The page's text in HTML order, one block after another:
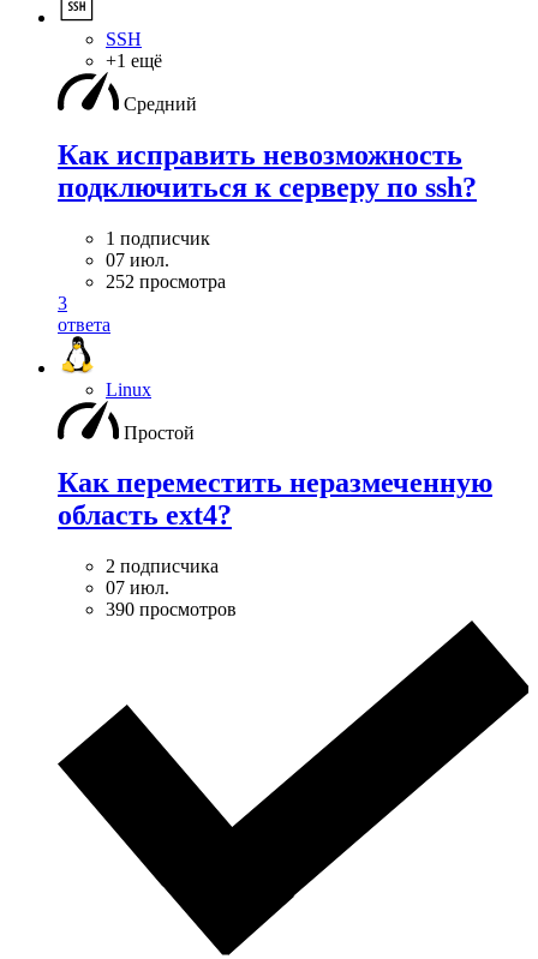
SSH
+1 ещё
Средний
Как исправить невозможность
подключиться к серверу по ssh?
1 подписчик
07 июл.
252 просмотра
3
ответа
Linux
Простой
Как переместить неразмеченную
область ext4?
2 подписчика
07 июл.
390 просмотров